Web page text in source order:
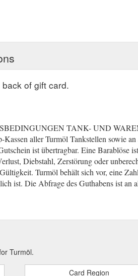
of gift card.
TANK- UND
Kassen aller Turmöl Tankstellen sowie
ist übertragbar. Eine Barablöse
Diebstahl, Zerstörung oder
Turmöl behält sich vor, eine
ist. Die Abfrage des Guthabens ist an
Turmöl.
Card Region